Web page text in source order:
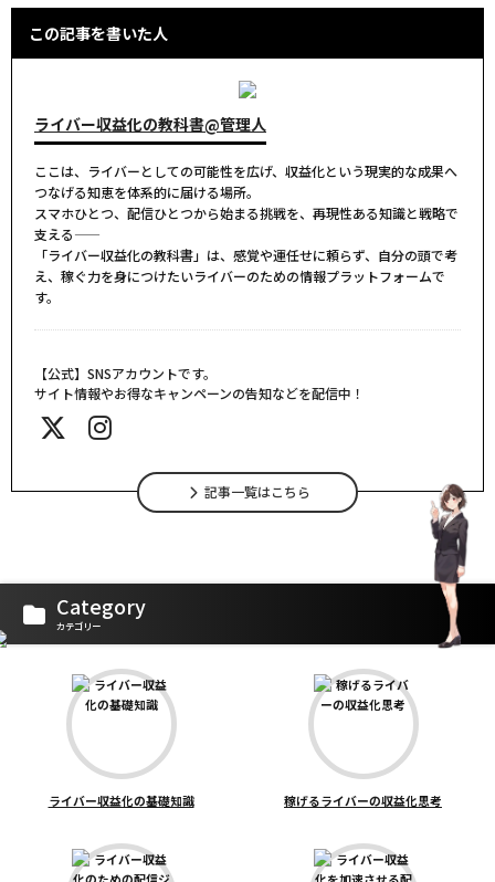
この記事を書いた人
ライバー収益化の教科書@管理人
ここは、ライバーとしての可能性を広げ、収益化という現実的な成果へ
つなげる知恵を体系的に届ける場所。
スマホひとつ、配信ひとつから始まる挑戦を、再現性ある知識と戦略で
支える――
「ライバー収益化の教科書」は、感覚や運任せに頼らず、自分の頭で考
え、稼ぐ力を身につけたいライバーのための情報プラットフォームで
す。
【公式】SNSアカウントです。
サイト情報やお得なキャンペーンの告知などを配信中！
記事一覧はこちら
Category
カテゴリー
ライバー収益化の基礎知識 稼げるライバーの収益化思考